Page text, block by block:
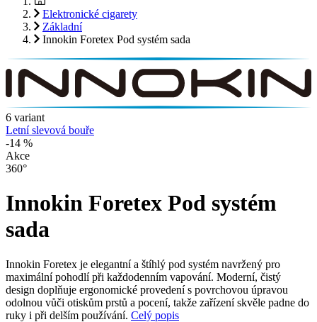
Elektronické cigarety
Základní
Innokin Foretex Pod systém sada
6 variant
Letní slevová bouře
-14 %
Akce
360°
Innokin Foretex Pod systém
sada
Innokin Foretex je elegantní a štíhlý pod systém navržený pro
maximální pohodlí při každodenním vapování. Moderní, čistý
design doplňuje ergonomické provedení s povrchovou úpravou
odolnou vůči otiskům prstů a pocení, takže zařízení skvěle padne do
ruky i při delším používání. Celý popis